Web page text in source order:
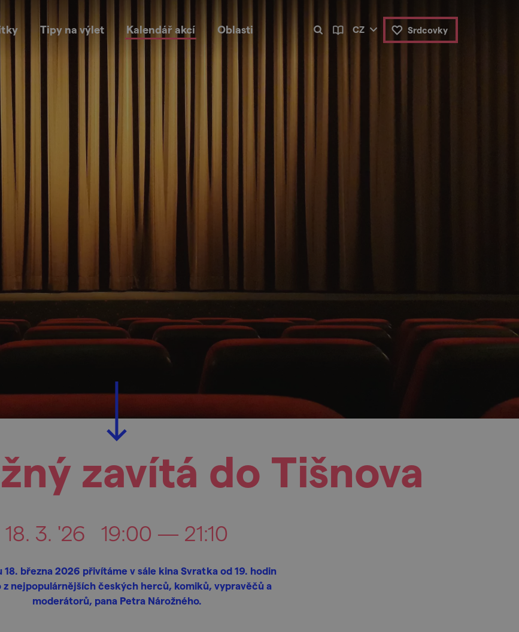
Tipy na výlet Kalendář akcí Oblasti CZ Srdcovky
zavítá do Tišnova
18. 3. '26 19:00 — 21:10
18. března 2026 přivítáme v sále kina Svratka od 19. hodin
z nejpopulárnějších českých herců, komiků, vypravěčů a
moderátorů, pana Petra Nárožného.